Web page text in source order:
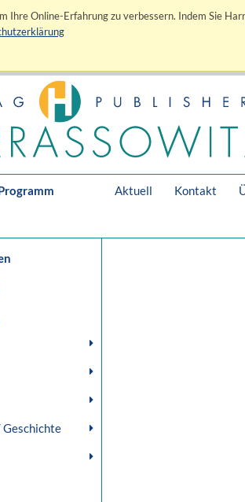
Ihre Online-Erfahrung zu verbessern. Indem Sie
Aktuell Kontakt